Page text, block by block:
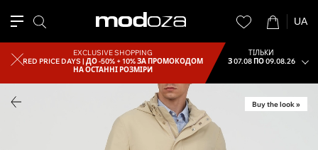
UA
EXCLUSIVE SHOPPING
RED PRICE DAYS |ДО -50% + 10% ЗА ПРОМОКОДОМ
НА ОСТАННІ РОЗМІРИ
ТІЛЬКИ
З 07.08 ПО 09.08.26
Buy the look »